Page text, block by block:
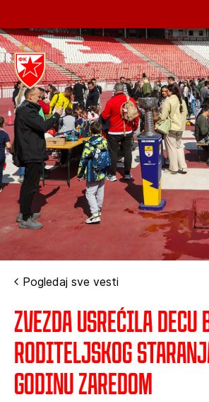
Pogledaj sve vesti
Zvezda usrećila decu
roditeljskog
godinu zaredom